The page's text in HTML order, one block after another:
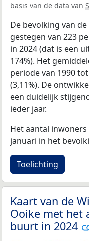
basis van de data van
De bevolking van
gestegen van 223
in 2024 (dat is een
174%). Het
periode van 1990
(3,11%). De
een duidelijk
ieder jaar.
Het aantal inwoners
januari in het
Toelichting
Kaart van de
Ooike met het
buurt in 2024